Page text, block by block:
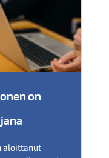
on
aloittanut